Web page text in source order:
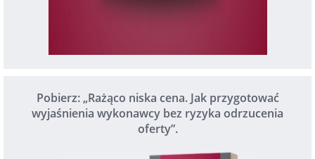
Pobierz: „Rażąco niska cena. Jak przygotować
wyjaśnienia wykonawcy bez ryzyka odrzucenia
oferty”.